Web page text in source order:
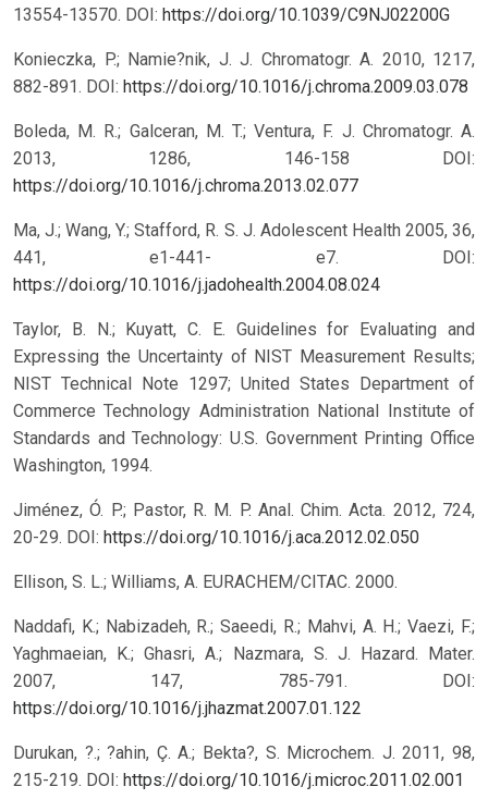
13554-13570. DOI: https://doi.org/10.1039/C9NJ02200G
Konieczka, P.; Namie?nik, J. J. Chromatogr. A. 2010, 1217,
882-891. DOI: https://doi.org/10.1016/j.chroma.2009.03.078
Boleda, M. R.; Galceran, M. T.; Ventura, F. J. Chromatogr. A.
2013, 1286, 146-158
DOI:
https://doi.org/10.1016/j.chroma.2013.02.077
Ma, J.; Wang, Y.; Stafford, R. S. J. Adolescent Health 2005, 36,
441, e1-441- e7.
DOI:
https://doi.org/10.1016/j.jadohealth.2004.08.024
Taylor, B. N.; Kuyatt, C. E. Guidelines for Evaluating and
Expressing the Uncertainty of NIST Measurement Results;
NIST Technical Note 1297; United States Department of
Commerce Technology Administration National Institute of
Standards and Technology: U.S. Government Printing Office
Washington, 1994.
Jiménez, Ó. P.; Pastor, R. M. P. Anal. Chim. Acta. 2012, 724,
20-29. DOI: https://doi.org/10.1016/j.aca.2012.02.050
Ellison, S. L.; Williams, A. EURACHEM/CITAC. 2000.
Naddafi, K.; Nabizadeh, R.; Saeedi, R.; Mahvi, A. H.; Vaezi, F.;
Yaghmaeian, K.; Ghasri, A.; Nazmara, S. J. Hazard. Mater.
2007, 147, 785-791.
DOI:
https://doi.org/10.1016/j.jhazmat.2007.01.122
Durukan, ?.; ?ahin, Ç. A.; Bekta?, S. Microchem. J. 2011, 98,
215-219. DOI: https://doi.org/10.1016/j.microc.2011.02.001